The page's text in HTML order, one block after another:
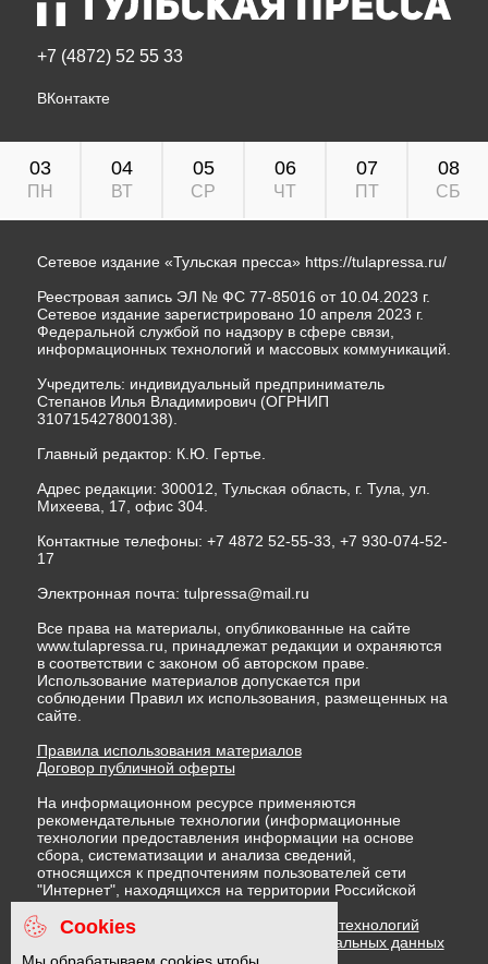
+7 (4872) 52 55 33
ВКонтакте
03
ПН
04
ВТ
05
СР
06
ЧТ
07
ПТ
08
СБ
Сетевое издание «Тульская пресса» https://tulapressa.ru/
Реестровая запись ЭЛ № ФС 77-85016 от 10.04.2023 г.
Сетевое издание зарегистрировано 10 апреля 2023 г.
Федеральной службой по надзору в сфере связи,
информационных технологий и массовых коммуникаций.
Учредитель: индивидуальный предприниматель
Степанов Илья Владимирович (ОГРНИП
310715427800138).
Главный редактор: К.Ю. Гертье.
Адрес редакции: 300012, Тульская область, г. Тула, ул.
Михеева, 17, офис 304.
Контактные телефоны: +7 4872 52-55-33, +7 930-074-52-
17
Электронная почта: tulpressa@mail.ru
Все права на материалы, опубликованные на сайте
www.tulapressa.ru, принадлежат редакции и охраняются
в соответствии с законом об авторском праве.
Использование материалов допускается при
соблюдении Правил их использования, размещенных на
сайте.
Правила использования материалов
Договор публичной оферты
На информационном ресурсе применяются
рекомендательные технологии (информационные
технологии предоставления информации на основе
сбора, систематизации и анализа сведений,
относящихся к предпочтениям пользователей сети
"Интернет", находящихся на территории Российской
Федерации)
Правила применения рекомендательных технологий
Политика в отношении обработки персональных данных
Политика обработки файлов cookie
Cookies